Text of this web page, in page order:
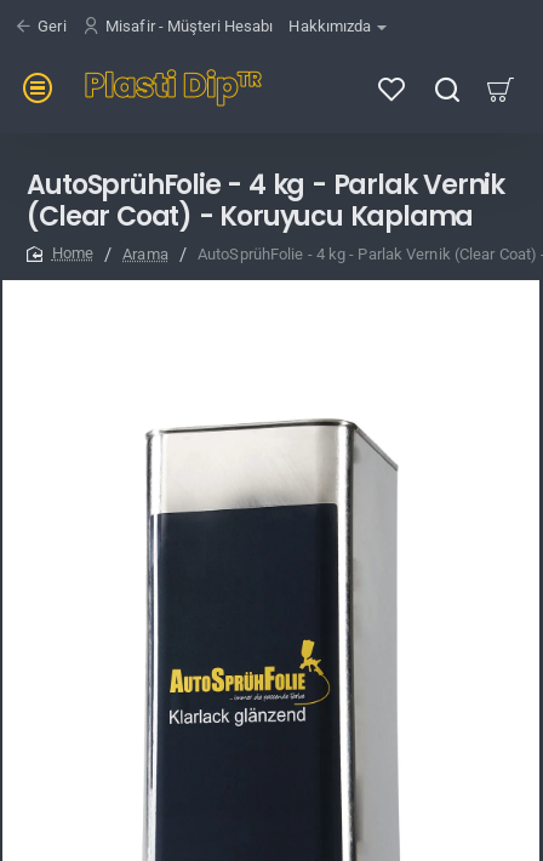
Geri Misafir - Müşteri Hesabı Hakkımızda
AutoSprühFolie - 4 kg - Parlak Vernik
(Clear Coat) - Koruyucu Kaplama
Arama AutoSprühFolie - 4 kg - Parlak Vernik (Clear